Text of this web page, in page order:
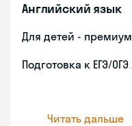
Английский язык
Для детей - премиум
Подготовка к ЕГЭ/ОГЭ
Читать дальше